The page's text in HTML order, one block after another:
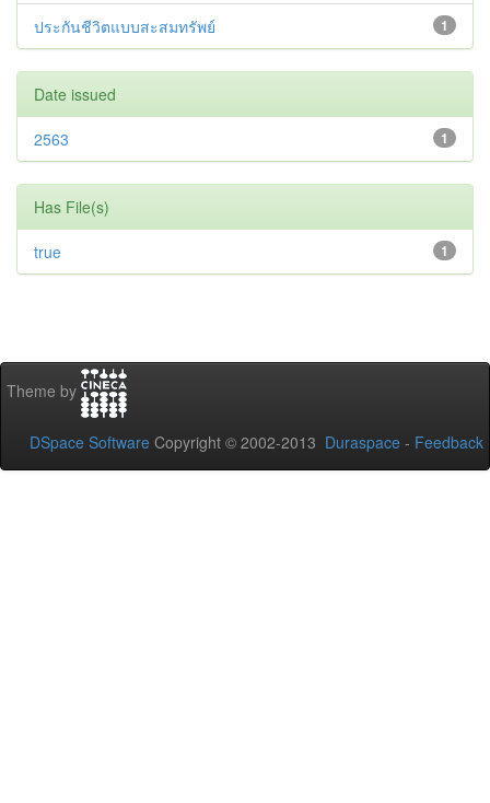
1
ประกันชีวิตแบบสะสมทรัพย์
Date issued
1
2563
Has File(s)
1
true
Theme by
DSpace Software Copyright © 2002-2013 Duraspace - Feedback